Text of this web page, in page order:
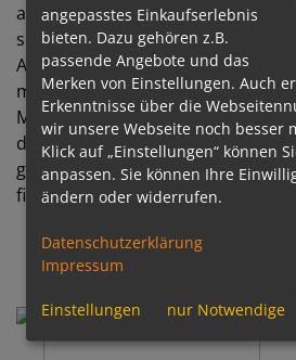
angerichtet. Wir genossen die
sowie das Auslaufen aus der
Andalusiens bevor wir uns für die
machten. Köstliches Essen an der
Musik und eine sehr angenehme
des Abends. Nach
guten Liedern und ein paar
fielen wir zufrieden ins Bett.
angepasstes Einkaufserlebnis
bieten. Dazu gehören z.B.
passende Angebote und das
Merken von Einstellungen. Auch
Erkenntnisse über die
wir unsere Webseite noch besser
Klick auf „Einstellungen“ können
anpassen. Sie können Ihre
ändern oder widerrufen.
Datenschutzerklärung
Impressum
Einstellungen nur Notwendige